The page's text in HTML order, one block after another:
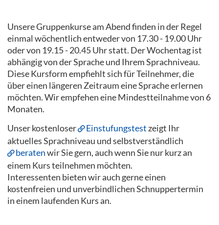
Unsere Gruppenkurse am Abend finden in der Regel
einmal wöchentlich entweder von 17.30 - 19.00 Uhr
oder von 19.15 - 20.45 Uhr statt. Der Wochentag ist
abhängig von der Sprache und Ihrem Sprachniveau.
Diese Kursform empfiehlt sich für Teilnehmer, die
über einen längeren Zeitraum eine Sprache erlernen
möchten. Wir empfehen eine Mindestteilnahme von 6
Monaten.
Unser kostenloser
Einstufungstest zeigt Ihr
aktuelles Sprachniveau und selbstverständlich
beratenwir Sie gern, auch wenn Sie nur kurz an
einem Kurs teilnehmen möchten.
Interessenten bieten wir auch gerne einen
kostenfreien und unverbindlichen Schnuppertermin
in einem laufenden Kurs an.